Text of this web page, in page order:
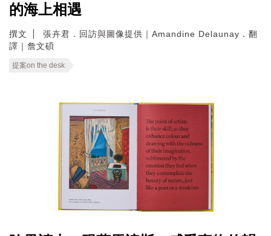
的海上相遇
撰文
張卉君．回訪與圖像提供｜Amandine Delaunay．翻
譯｜詹文碩
提案on the desk